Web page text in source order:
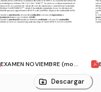
EXAMEN NOVIEMBRE (mot
Descargar